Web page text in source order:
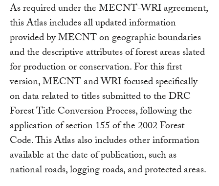
As required under the MECNT-WRI agreement,
this Atlas includes all updated information
provided by MECNT on geographic boundaries
and the descriptive attributes of forest areas slated
for production or conservation. For this first
version, MECNT and WRI focused specifically
on data related to titles submitted to the DRC
Forest Title Conversion Process, following the
application of section 155 of the 2002 Forest
Code. This Atlas also includes other information
available at the date of publication, such as
national roads, logging roads, and protected areas.